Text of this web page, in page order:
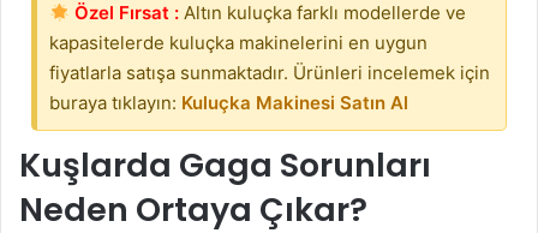
Özel Fırsat :Altın kuluçka farklı modellerde ve
kapasitelerde kuluçka makinelerini en uygun
fiyatlarla satışa sunmaktadır. Ürünleri incelemek için
buraya tıklayın: Kuluçka Makinesi Satın Al
Kuşlarda Gaga Sorunları
Neden Ortaya Çıkar?